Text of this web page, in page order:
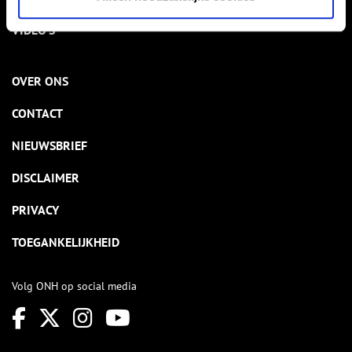
VIDEO’S
OVER ONS
CONTACT
NIEUWSBRIEF
DISCLAIMER
PRIVACY
TOEGANKELIJKHEID
Volg ONH op social media